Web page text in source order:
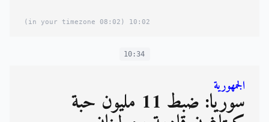
10:02
(08:02 in your timezone)
10:34
الجمهورية سوريا: ضبط 11 مليون حبة